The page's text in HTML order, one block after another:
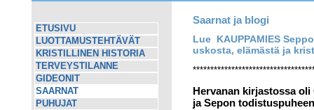
ETUSIVU
LUOTTAMUSTEHTÄVÄT
KRISTILLINEN HISTORIA
TERVEYSTILANNE
GIDEONIT
SAARNAT
PUHUJAT
Saarnat ja blogi
Lue KAUPPAMIES
uskosta, elämästä ja
Hervanan kirjastossa oli
ja Sepon